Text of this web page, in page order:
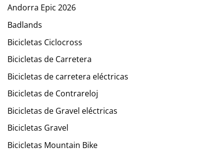
Andorra Epic 2026
Badlands
Bicicletas Ciclocross
Bicicletas de Carretera
Bicicletas de carretera eléctricas
Bicicletas de Contrareloj
Bicicletas de Gravel eléctricas
Bicicletas Gravel
Bicicletas Mountain Bike